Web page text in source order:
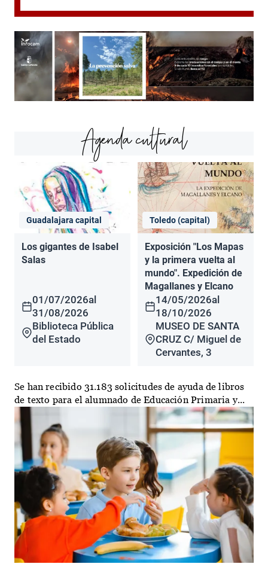
Agenda cultural
Guadalajara capital
Los gigantes de Isabel
Salas
01/07/2026al
31/08/2026
Biblioteca Pública
del Estado
Toledo (capital)
Exposición "Los Mapas
y la primera vuelta al
mundo". Expedición de
Magallanes y Elcano
14/05/2026al
18/10/2026
MUSEO DE SANTA
CRUZ C/ Miguel de
Cervantes, 3
Se han recibido 31.183 solicitudes de ayuda de libros
de texto para el alumnado de Educación Primaria y...